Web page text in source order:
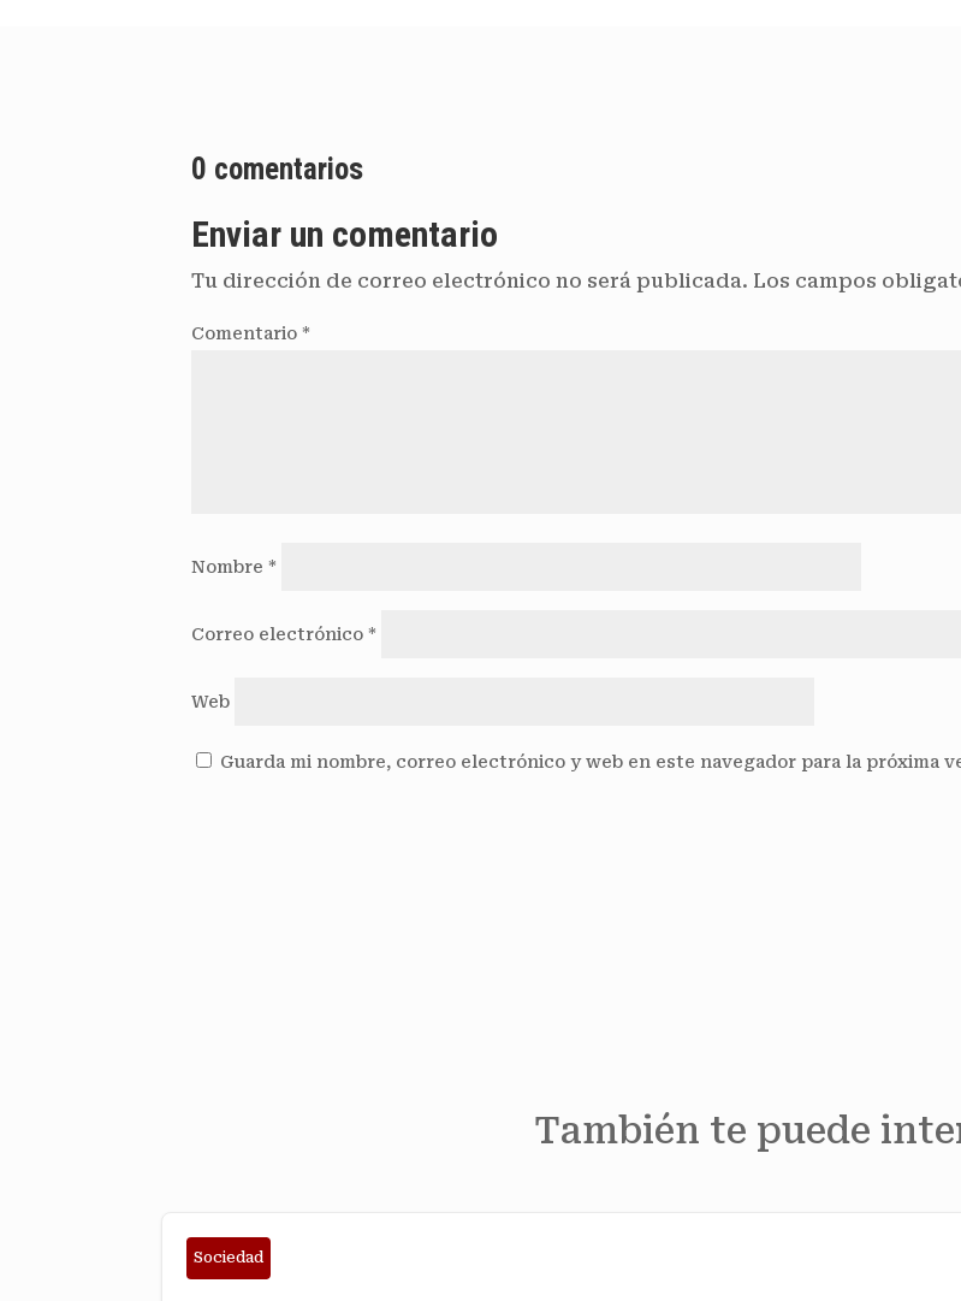
0 comentarios
Enviar un comentario
Tu dirección de correo electrónico no será publicada. Los campos
Comentario*
Nombre*
Correo electrónico*
Web
Guarda mi nombre, correo electrónico y web en este navegador para la próxima
También te puede
Sociedad